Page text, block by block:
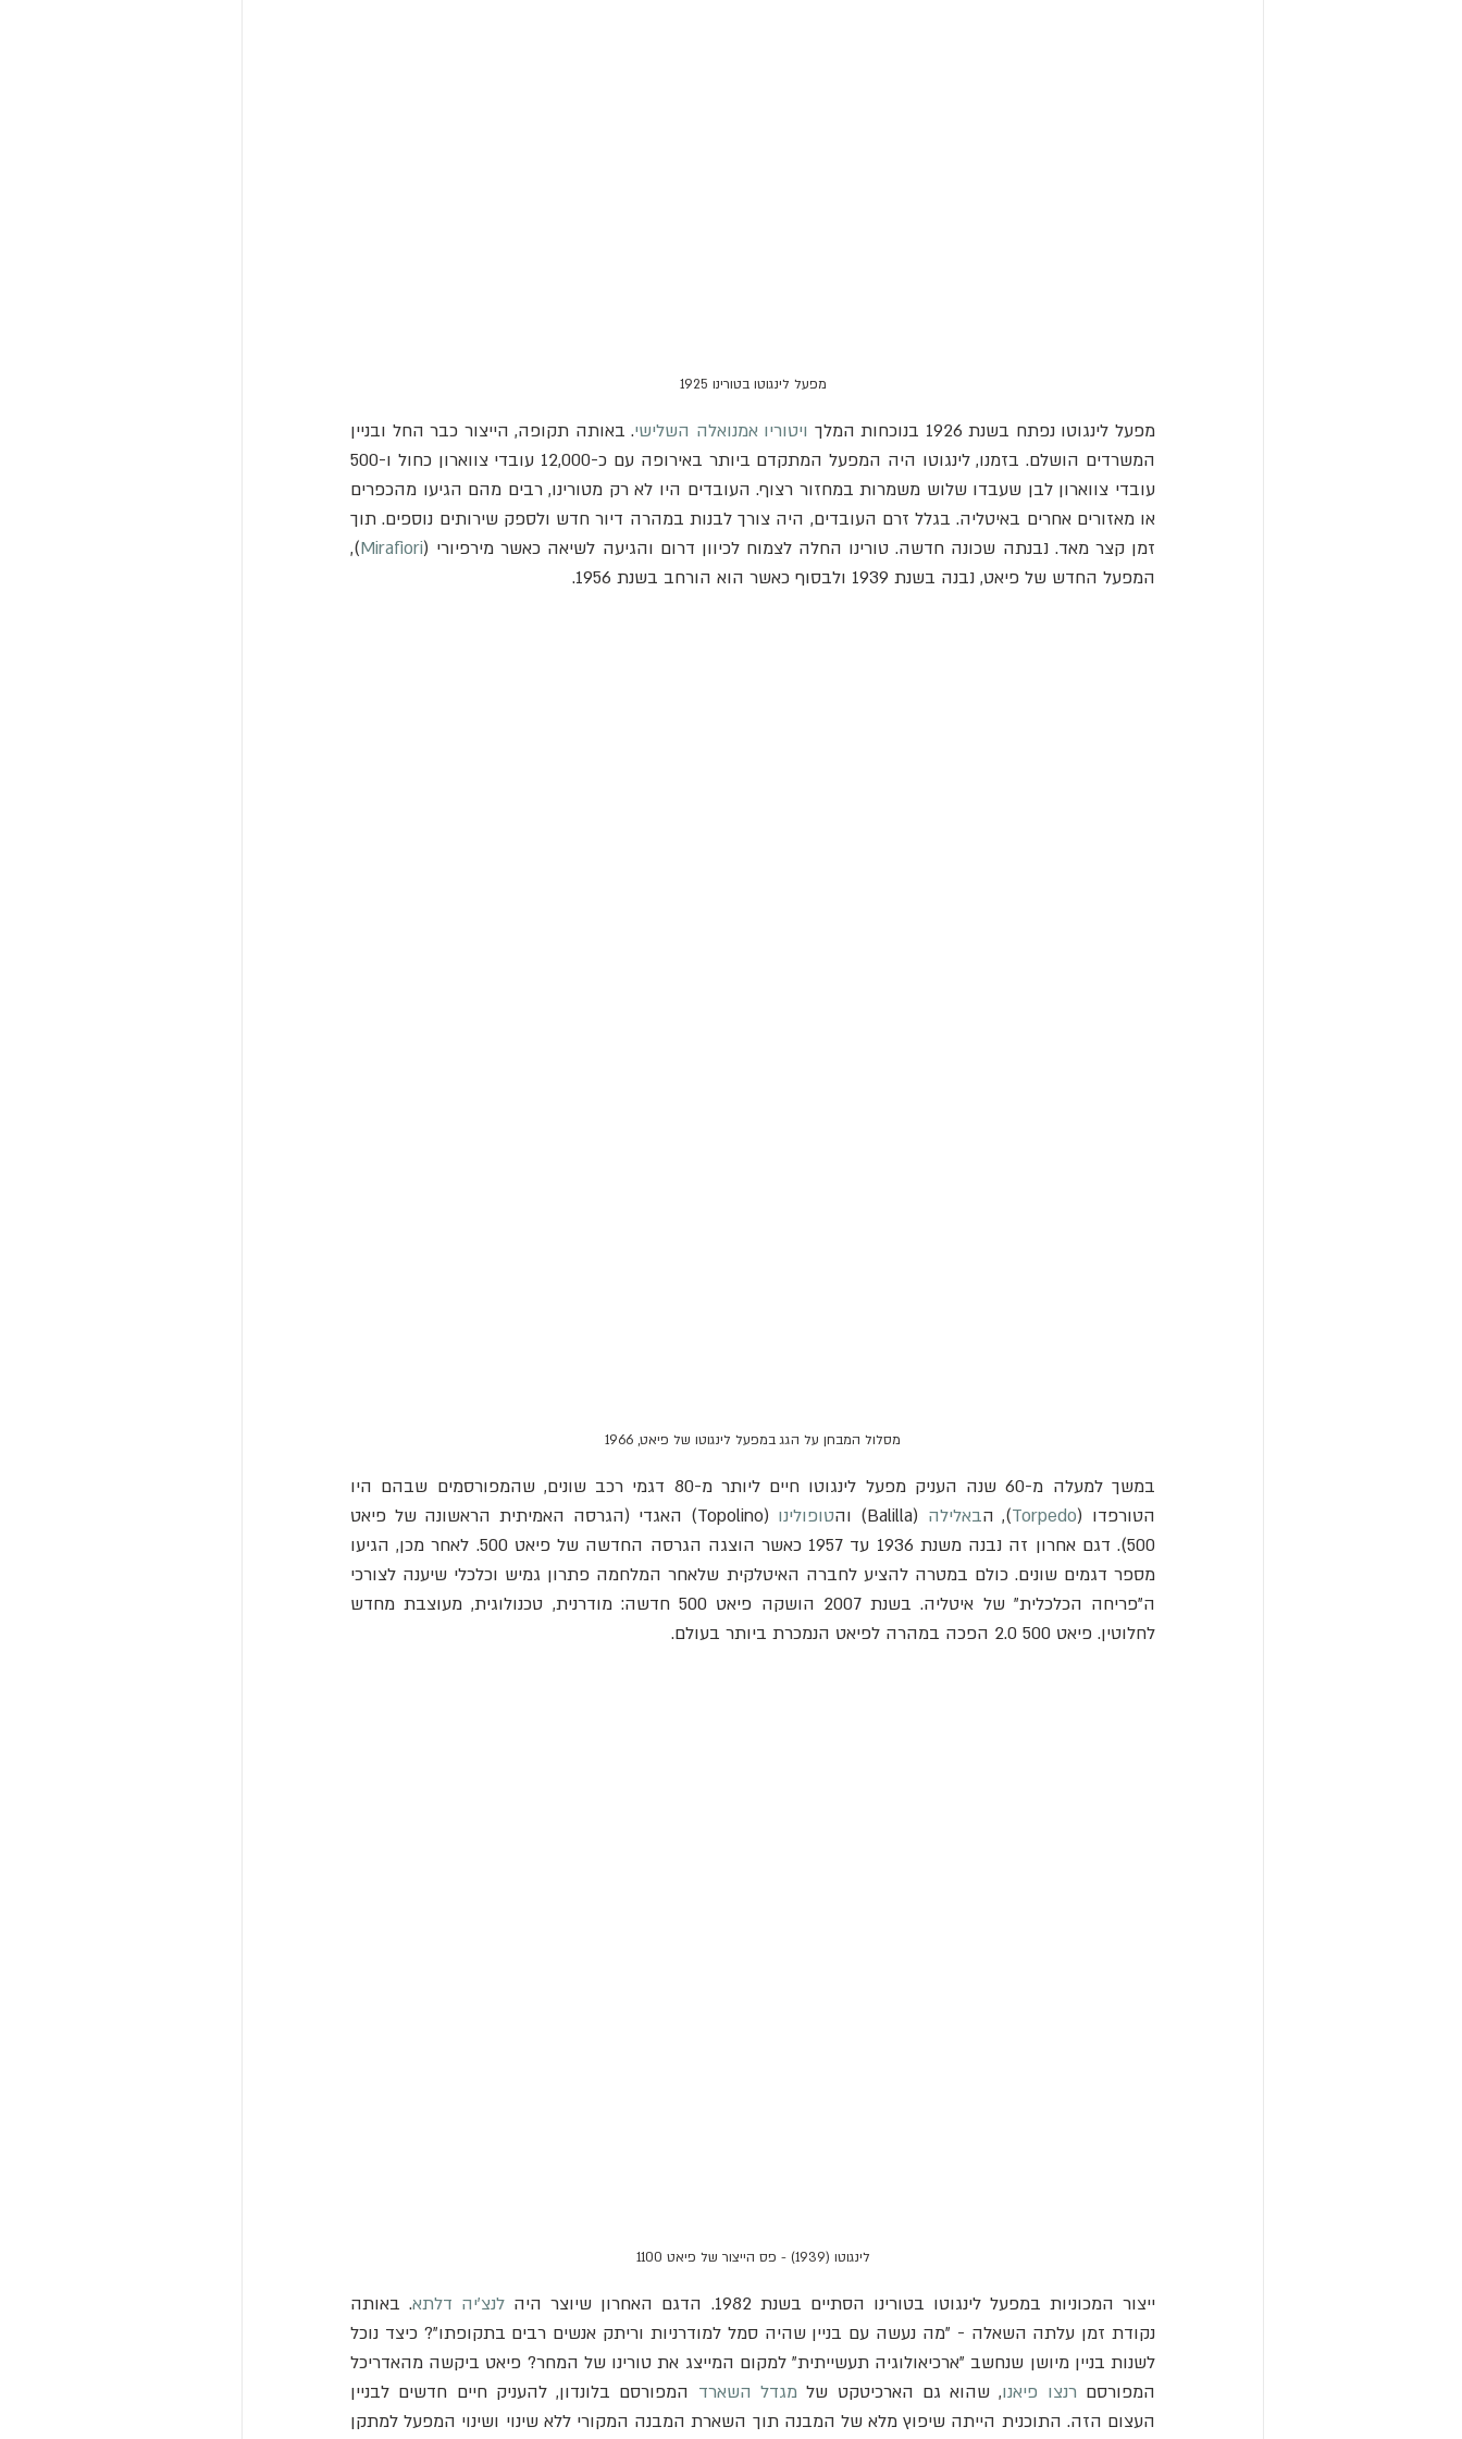
מפעל לינגוטו בטורינו 1925
מפעל לינגוטו נפתח בשנת 1926 בנוכחות המלך ויטוריו אמנואלה השלישי
זמן קצר מאד. נבנתה שכונה חדשה. טורינו החלה לצמוח לכיוון דרום והגיעה לשיאה כאשר מירפיורי (Mirafiori
המפעל החדש של פיאט, נבנה בשנת 1939 ולבסוף כאשר הוא הורחב בשנת 1956.
מסלול המבחן על הגג במפעל לינגוטו של פיאט, 1966
הטורפדו (Torpedo), הבאלילה (Balilla) וה טופולינו
לחלוטין. פיאט 500 2.0 הפכה במהרה לפיאט הנמכרת ביותר בעולם.
לינגוטו (1939) - פס הייצור של פיאט 1100
ייצור המכוניות במפעל לינגוטו בטורינו הסתיים בשנת 1982. הדגם האחרון שיוצר היה לנצ'יה דלתא
המפורסם רנצו פיאנו, שהוא גם הארכיטקט של מגדל השארד